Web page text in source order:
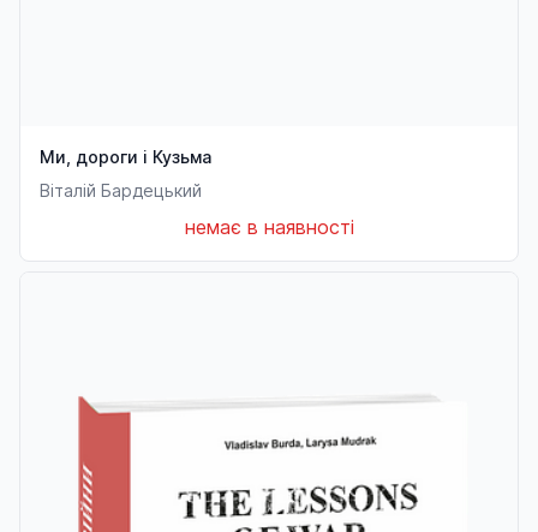
Ми, дороги і Кузьма
Віталій Бардецький
немає в наявності